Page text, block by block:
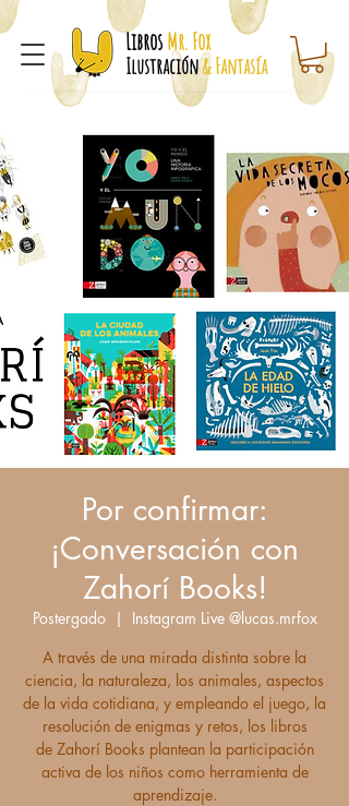
LibrosMr. Fox
Ilustración& Fantasía
Por confirmar:
¡Conversación con
Zahorí Books!
Postergado
  |
Instagram Live @lucas.mrfox
A través de una mirada distinta sobre la
ciencia, la naturaleza, los animales, aspectos
de la vida cotidiana, y empleando el juego, la
resolución de enigmas y retos, los libros
de Zahorí Books plantean la participación
activa de los niños como herramienta de
aprendizaje.